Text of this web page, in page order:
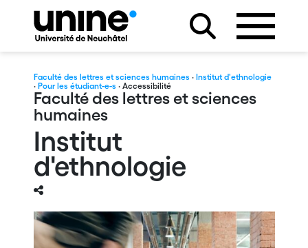
Faculté des lettres et sciences humaines · Institut d'ethnologie
· Pour les étudiant-e-s · Accessibilité
Faculté des lettres et sciences
humaines
Institut
d'ethnologie